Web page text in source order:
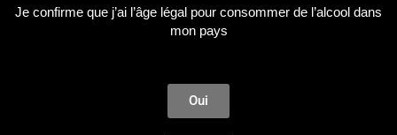
Je confirme que j’ai l’âge légal pour consommer de l’alcool dans
mon pays
Oui